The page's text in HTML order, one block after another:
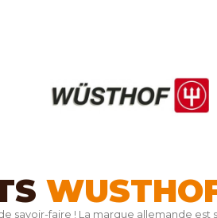
savoir-faire ! La marque allemande est